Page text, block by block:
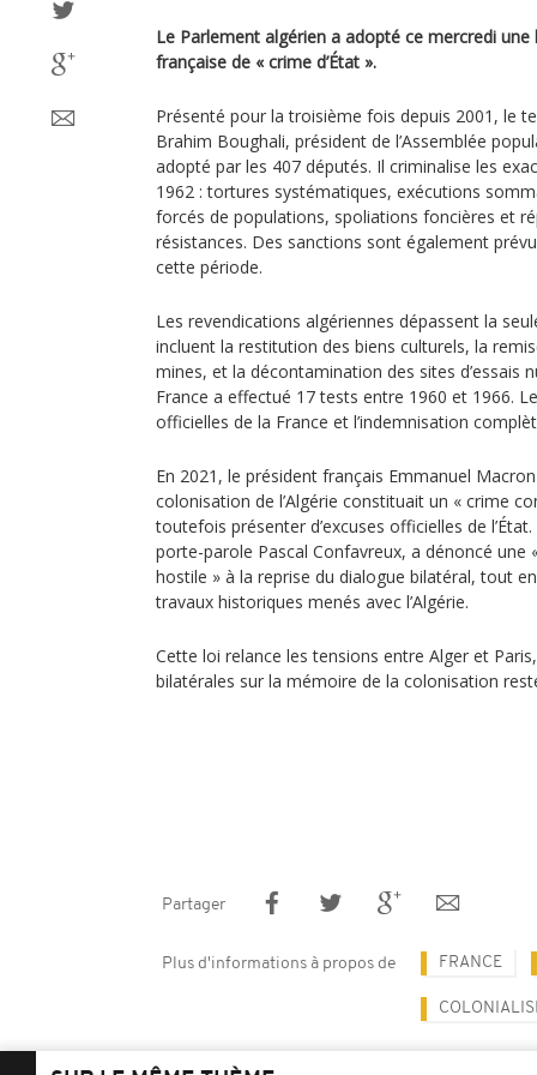
Le Parlement algérien a adopté ce mercredi
française de « crime d’État ».
Présenté pour la troisième fois depuis 2001, le
Brahim Boughali, président de l’Assemblée
adopté par les 407 députés. Il criminalise les
1962 : tortures systématiques, exécutions
forcés de populations, spoliations foncières et
résistances. Des sanctions sont également
cette période.
Les revendications algériennes dépassent la
incluent la restitution des biens culturels, la
mines, et la décontamination des sites d’essais
France a effectué 17 tests entre 1960 et 1966.
officielles de la France et l’indemnisation
En 2021, le président français Emmanuel
colonisation de l’Algérie constituait un « crime
toutefois présenter d’excuses officielles de
porte-parole Pascal Confavreux, a dénoncé une
hostile » à la reprise du dialogue bilatéral, tout
travaux historiques menés avec l’Algérie.
Cette loi relance les tensions entre Alger et
bilatérales sur la mémoire de la colonisation
Partager
Plus d'informations à propos de FRANCE